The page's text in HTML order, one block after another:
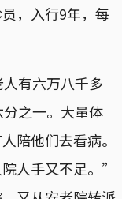
，入行9年，每
有六万八千多
之一。大量体
陪他们去看病。
人手又不足。”